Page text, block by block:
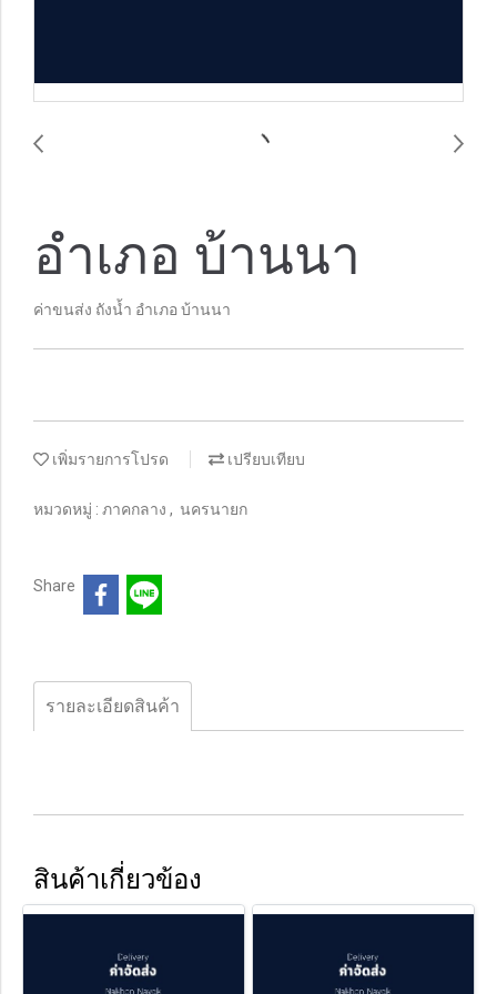
อำเภอ บ้านนา
ค่าขนส่ง ถังน้ำ อำเภอ บ้านนา
เพิ่มรายการโปรด เปรียบเทียบ
หมวดหมู่ : ภาคกลาง , นครนายก
Share
รายละเอียดสินค้า
สินค้าเกี่ยวข้อง